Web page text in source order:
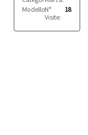
Modello: Vari
N°
Visite:
18